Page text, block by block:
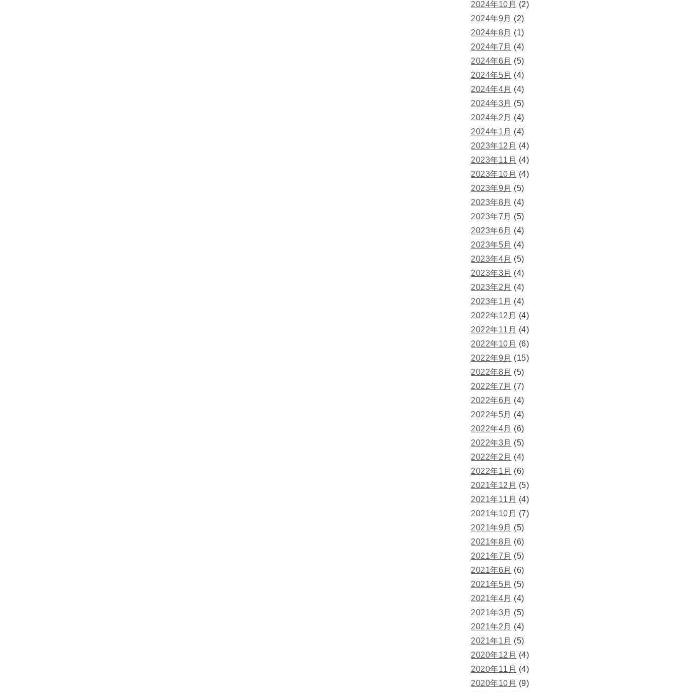
2024年10月 (2)
2024年9月 (2)
2024年8月 (1)
2024年7月 (4)
2024年6月 (5)
2024年5月 (4)
2024年4月 (4)
2024年3月 (5)
2024年2月 (4)
2024年1月 (4)
2023年12月 (4)
2023年11月 (4)
2023年10月 (4)
2023年9月 (5)
2023年8月 (4)
2023年7月 (5)
2023年6月 (4)
2023年5月 (4)
2023年4月 (5)
2023年3月 (4)
2023年2月 (4)
2023年1月 (4)
2022年12月 (4)
2022年11月 (4)
2022年10月 (6)
2022年9月 (15)
2022年8月 (5)
2022年7月 (7)
2022年6月 (4)
2022年5月 (4)
2022年4月 (6)
2022年3月 (5)
2022年2月 (4)
2022年1月 (6)
2021年12月 (5)
2021年11月 (4)
2021年10月 (7)
2021年9月 (5)
2021年8月 (6)
2021年7月 (5)
2021年6月 (6)
2021年5月 (5)
2021年4月 (4)
2021年3月 (5)
2021年2月 (4)
2021年1月 (5)
2020年12月 (4)
2020年11月 (4)
2020年10月 (9)